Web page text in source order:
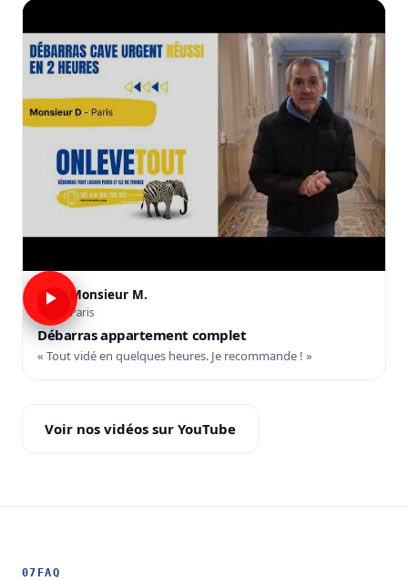
M Monsieur M.
Paris
Débarras appartement complet
« Tout vidé en quelques heures. Je recommande ! »
Voir nos vidéos sur YouTube
07 FAQ